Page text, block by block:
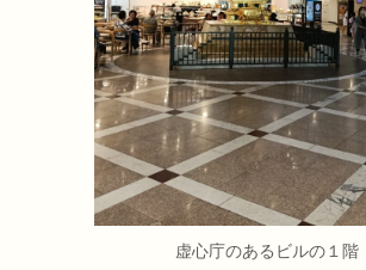
虚心庁のあるビルの１階